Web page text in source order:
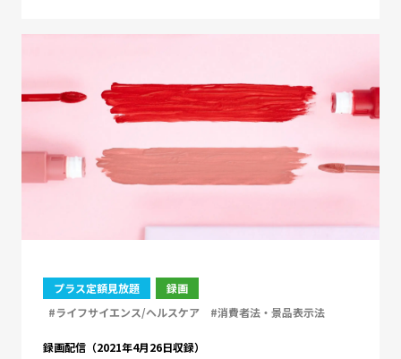
プラス定額見放題
録画
#ライフサイエンス/ヘルスケア
#消費者法・景品表示法
録画配信（2021年4月26日収録）